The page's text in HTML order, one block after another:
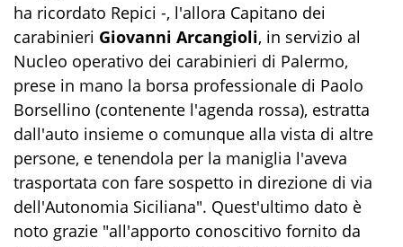
ha ricordato Repici -, l'allora Capitano dei
carabinieri Giovanni Arcangioli, in servizio al
Nucleo operativo dei carabinieri di Palermo,
prese in mano la borsa professionale di Paolo
Borsellino (contenente l'agenda rossa), estratta
dall'auto insieme o comunque alla vista di altre
persone, e tenendola per la maniglia l'aveva
trasportata con fare sospetto in direzione di via
dell'Autonomia Siciliana". Quest'ultimo dato è
noto grazie "all'apporto conoscitivo fornito da